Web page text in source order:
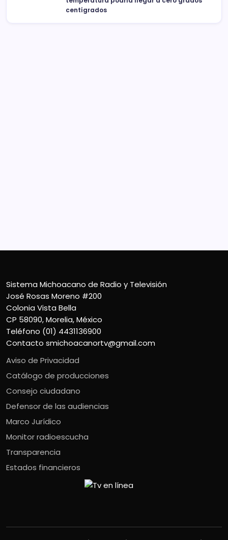
centígrados
Sistema Michoacano de Radio y Televisión
José Rosas Moreno #200
Colonia Vista Bella
CP 58090, Morelia, México
Teléfono (01) 4431136900
Contacto smichoacanortv@gmail.com
Aviso de Privacidad
Catálogo de producciones
Consejo ciudadano
Defensor de las audiencias
Marco Jurídico
Monitor radioescucha
Transparencia
Estados financieros